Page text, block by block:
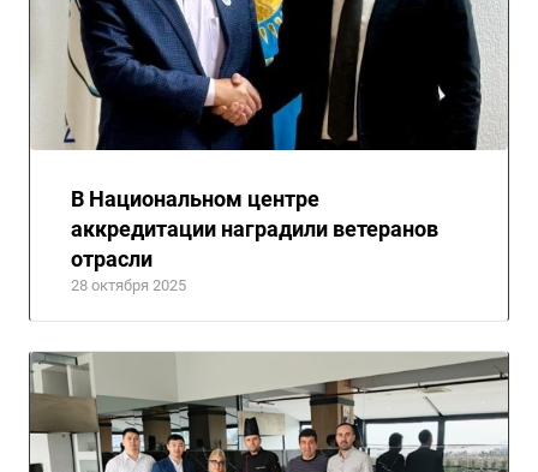
В Национальном центре
аккредитации наградили ветеранов
отрасли
28 октября 2025